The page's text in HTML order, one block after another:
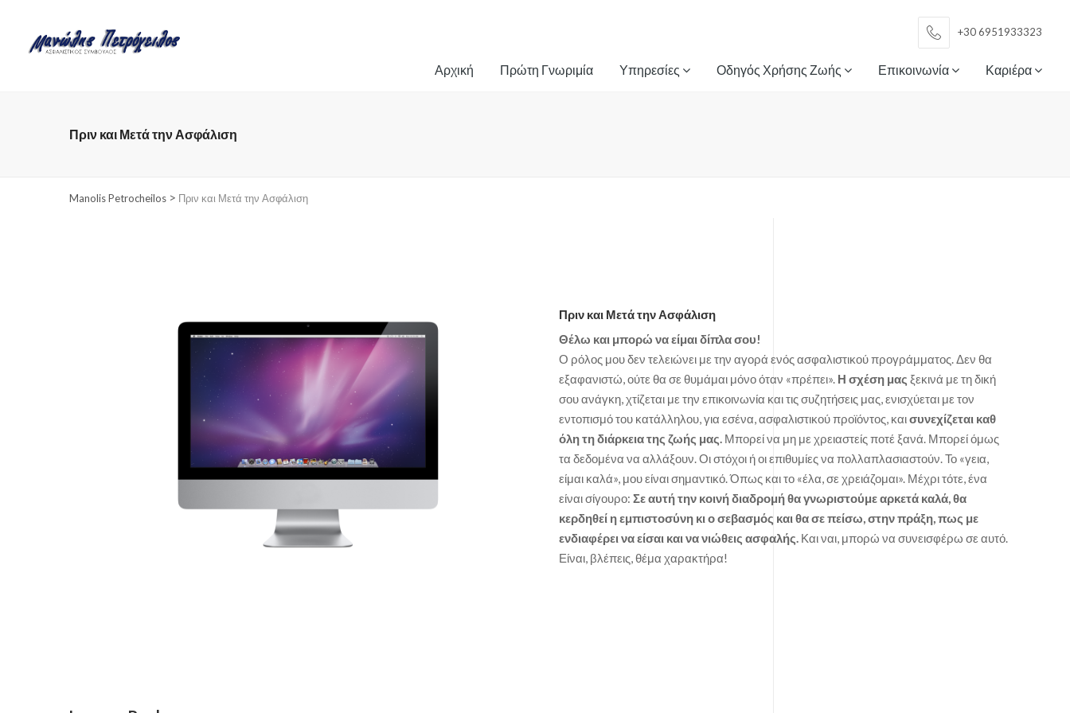
Αρχική Πρώτη Γνωριμία Υπηρεσίες Οδηγός Χρήσης Ζωής Επικοινωνία Καριέρα
+30 6951933323
Πριν και Μετά την Ασφάλιση
Manolis Petrocheilos > Πριν και Μετά την Ασφάλιση
Πριν και Μετά την Ασφάλιση
Θέλω και μπορώ να είμαι δίπλα σου!
Ο ρόλος μου δεν τελειώνει με την αγορά ενός ασφαλιστικού προγράμματος. Δεν θα
εξαφανιστώ, ούτε θα σε θυμάμαι μόνο όταν «πρέπει». Η σχέση μας ξεκινά με τη δική
σου ανάγκη, χτίζεται με την επικοινωνία και τις συζητήσεις μας, ενισχύεται με τον
εντοπισμό του κατάλληλου, για εσένα, ασφαλιστικού προϊόντος, καισυνεχίζεται καθ
όλη τη διάρκεια της ζωής μας. Μπορεί να μη με χρειαστείς ποτέ ξανά. Μπορεί όμως
τα δεδομένα να αλλάξουν. Οι στόχοι ή οι επιθυμίες να πολλαπλασιαστούν. Το «γεια,
είμαι καλά», μου είναι σημαντικό. Όπως και το «έλα, σε χρειάζομαι». Μέχρι τότε, ένα
είναι σίγουρο: Σε αυτή την κοινή διαδρομή θα γνωριστούμε αρκετά καλά, θα
κερδηθεί η εμπιστοσύνη κι ο σεβασμός και θα σε πείσω, στην πράξη, πως με
ενδιαφέρει να είσαι και να νιώθεις ασφαλής. Και ναι, μπορώ να συνεισφέρω σε αυτό.
Είναι, βλέπεις, θέμα χαρακτήρα!